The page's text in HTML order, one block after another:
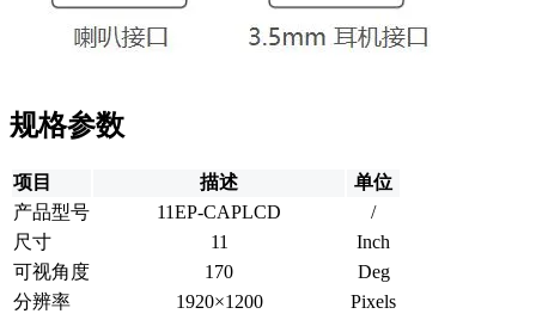
规格参数
项目 描述
单位
产品型号
11EP-CAPLCD
/
尺寸
11
Inch
可视角度
170
Deg
分辨率
1920×1200
Pixels